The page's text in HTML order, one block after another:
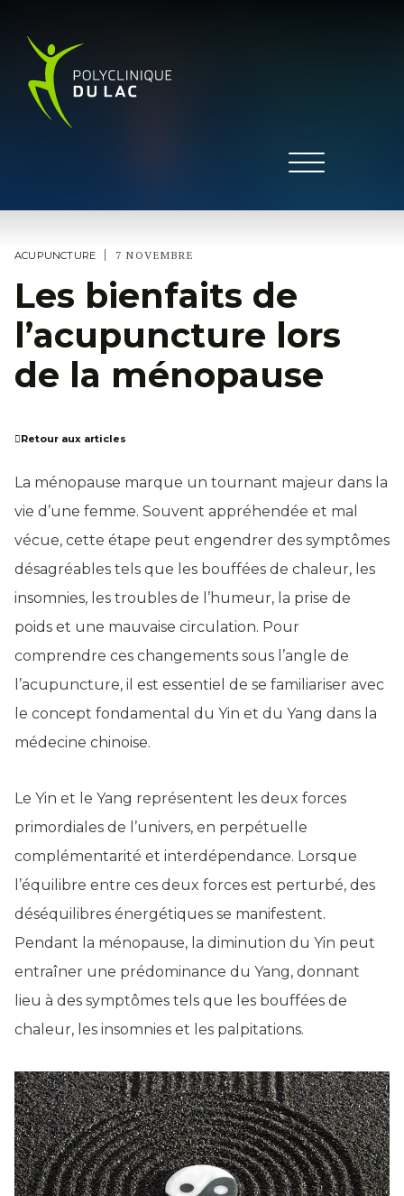
ACUPUNCTURE | 7 NOVEMBRE
Les bienfaits de
l’acupuncture lors
de la ménopause
Retour aux articles
La ménopause marque un tournant majeur dans la
vie d’une femme. Souvent appréhendée et mal
vécue, cette étape peut engendrer des symptômes
désagréables tels que les bouffées de chaleur, les
insomnies, les troubles de l’humeur, la prise de
poids et une mauvaise circulation. Pour
comprendre ces changements sous l’angle de
l’acupuncture, il est essentiel de se familiariser avec
le concept fondamental du Yin et du Yang dans la
médecine chinoise.
Le Yin et le Yang représentent les deux forces
primordiales de l’univers, en perpétuelle
complémentarité et interdépendance. Lorsque
l’équilibre entre ces deux forces est perturbé, des
déséquilibres énergétiques se manifestent.
Pendant la ménopause, la diminution du Yin peut
entraîner une prédominance du Yang, donnant
lieu à des symptômes tels que les bouffées de
chaleur, les insomnies et les palpitations.